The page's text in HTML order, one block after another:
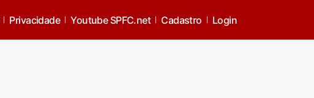
Privacidade Youtube SPFC.net Cadastro Login